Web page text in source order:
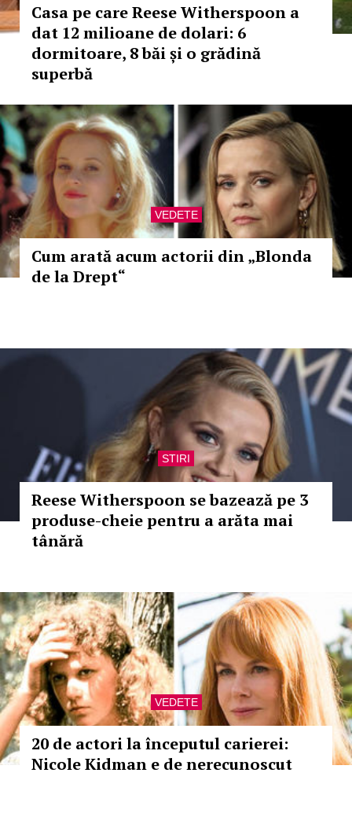
Casa pe care Reese Witherspoon a
dat 12 milioane de dolari: 6
dormitoare, 8 băi și o grădină
superbă
VEDETE
Cum arată acum actorii din „Blonda
de la Drept“
STIRI
Reese Witherspoon se bazează pe 3
produse-cheie pentru a arăta mai
tânără
VEDETE
20 de actori la începutul carierei:
Nicole Kidman e de nerecunoscut